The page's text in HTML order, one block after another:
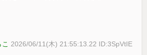
2026/06/11(木) 21:55:13.22 ID:3SpVtIE